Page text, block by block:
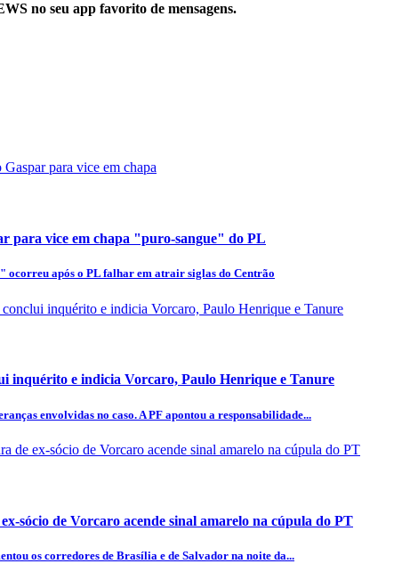
no seu app favorito de mensagens.
para vice em chapa "puro-sangue" do PL
ocorreu após o PL falhar em atrair siglas do Centrão
inquérito e indicia Vorcaro, Paulo Henrique e Tanure
envolvidas no caso. A PF apontou a responsabilidade...
sócio de Vorcaro acende sinal amarelo na cúpula do PT
os corredores de Brasília e de Salvador na noite da...